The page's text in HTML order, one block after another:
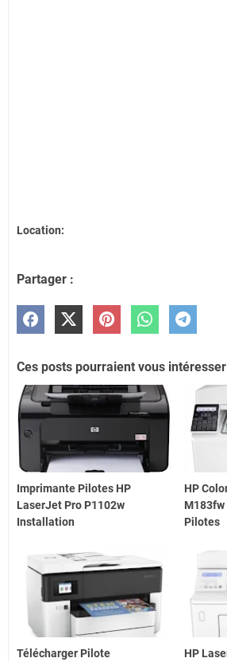
Location:
Partager :
Ces posts pourraient vous
Imprimante Pilotes HP
LaserJet Pro P1102w
Installation
HP
M183fw
Pilotes
Télécharger Pilote
HP